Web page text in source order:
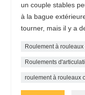
un couple stables
à la bague
tourner, mais il y a
Roulement à
Roulements
roulement à rouleaux